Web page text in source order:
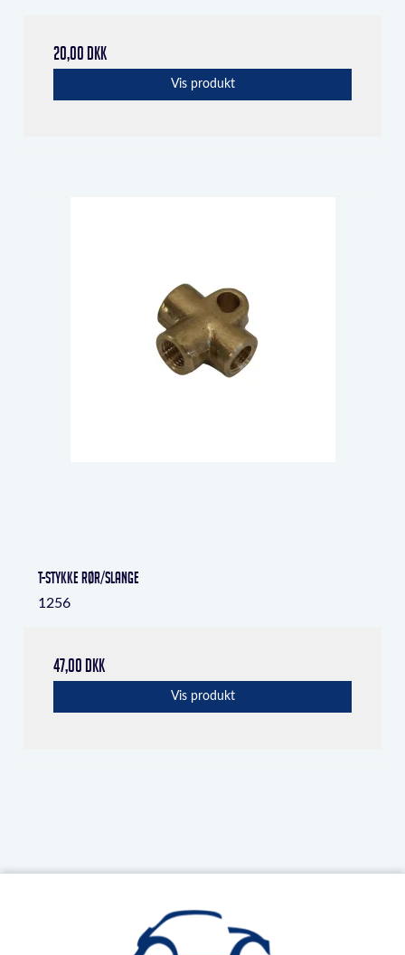
20,00 DKK
Vis produkt
T-stykke rør/slange
1256
47,00 DKK
Vis produkt